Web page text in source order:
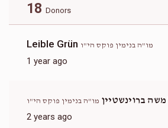
18 Donors
Leible Grün מו"ה בנימין פוקס הי"ו
1 year ago
ברוינשטיין מו"ה בנימין פוקס הי"ו
2 years ago